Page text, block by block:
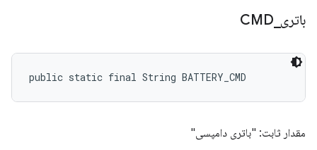
باتری CMD
public static final String BATTERY_CMD
مقدار ثابت: "باتری دامپسی"